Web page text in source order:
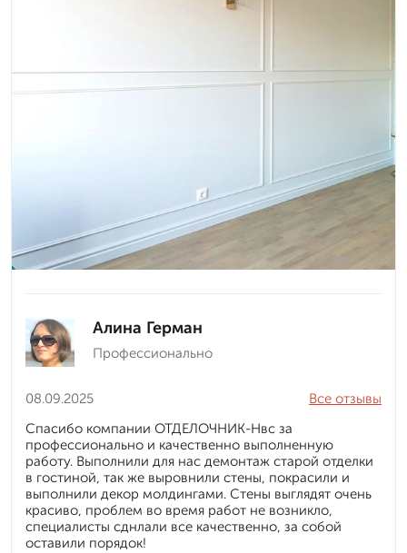
Алина Герман
Профессионально
08.09.2025
Все отзывы
Спасибо компании ОТДЕЛОЧНИК-Нвс за
профессионально и качественно выполненную
работу. Выполнили для нас демонтаж старой отделки
в гостиной, так же выровнили стены, покрасили и
выполнили декор молдингами. Стены выглядят очень
красиво, проблем во время работ не возникло,
специалисты сднлали все качественно, за собой
оставили порядок!